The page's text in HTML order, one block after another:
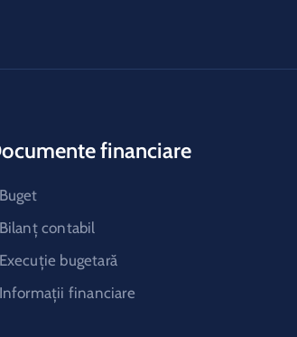
financiare
contabil
bugetară
financiare